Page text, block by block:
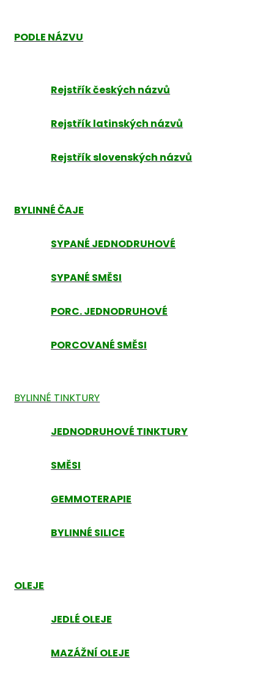
PODLE NÁZVU
Rejstřík českých názvů
Rejstřík latinských názvů
Rejstřík slovenských názvů
BYLINNÉ ČAJE
SYPANÉ JEDNODRUHOVÉ
SYPANÉ SMĚSI
PORC. JEDNODRUHOVÉ
PORCOVANÉ SMĚSI
BYLINNÉ TINKTURY
JEDNODRUHOVÉ TINKTURY
SMĚSI
GEMMOTERAPIE
BYLINNÉ SILICE
OLEJE
JEDLÉ OLEJE
MAZÁŽNÍ OLEJE